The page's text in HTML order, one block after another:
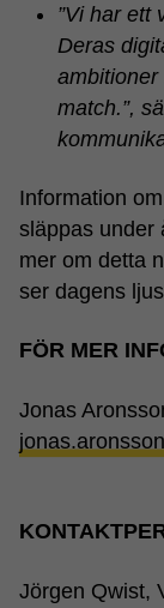
”Vi har ett
Deras
ambitioner
match.”,
Information
släppas under
mer om detta
ser dagens
FÖR MER
Jonas
Jörgen Qwist,